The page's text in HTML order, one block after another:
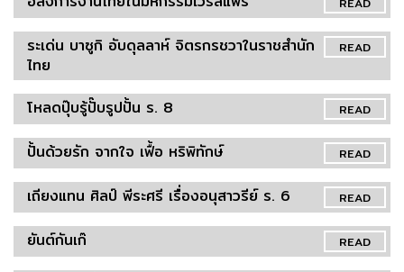
READ
ระเด่น บาซูกิ อับดุลลาห์ จิตรกรชวาในราชสำนัก
ไทย
READ
โหลดปุ๊บรู้ปั๊บรูปปั้น ร. 8
READ
ปั้นด้วยรัก จากใจ เฟื้อ หริพิทักษ์
READ
เถียงแทน ศิลป์ พีระศรี เรื่องอนุสาวรีย์ ร. 6
READ
ยันต์กันเก๊